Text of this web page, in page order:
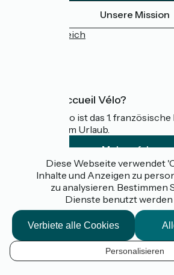
DE
Unsere Mission
Pressebereich
Was ist Accueil Vélo?
Accueil Vélo ist das 1.
Radfahrer im Urlaub.
Mehr erfahren
Gefördert im Rahmen von
Espace pro / presse
FAQ
Plan du site
Diese Webseite verwendet
Inhalte und Anzeigen zu
zu analysieren. Bestimmen
Dienste benutzt
Verbiete alle Cookies
Personalisieren